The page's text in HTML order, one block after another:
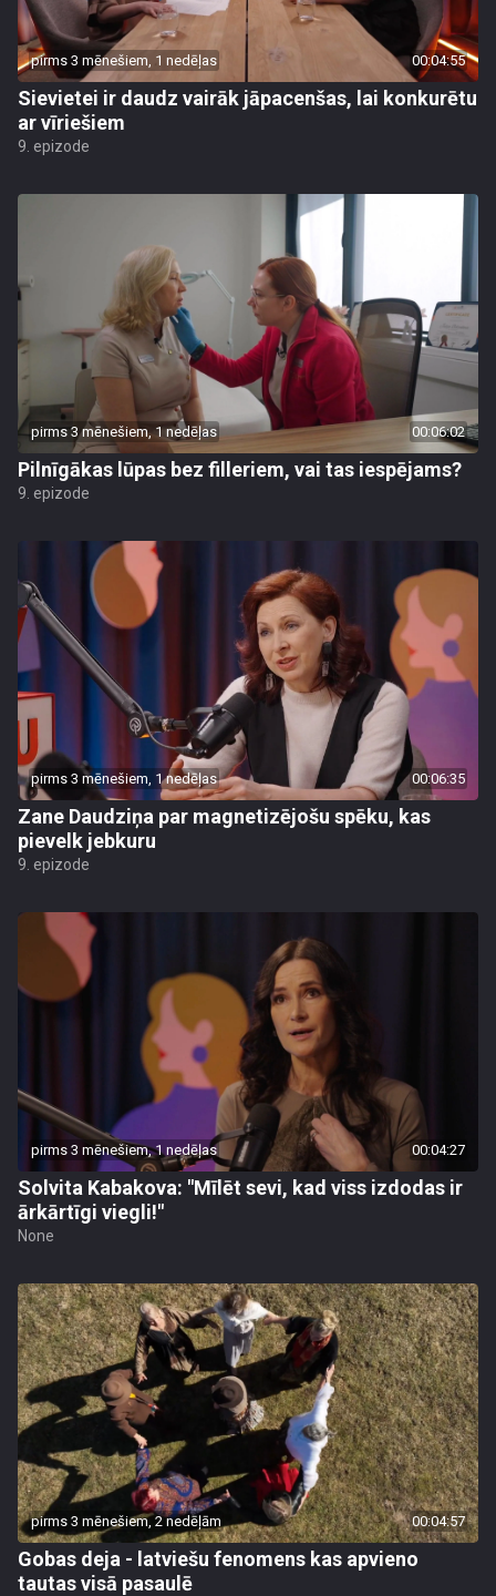
pirms 3 mēnešiem, 1 nedēļas 00:04:55
Sievietei ir daudz vairāk jāpacenšas, lai konkurētu
ar vīriešiem
9. epizode
pirms 3 mēnešiem, 1 nedēļas 00:06:02
Pilnīgākas lūpas bez filleriem, vai tas iespējams?
9. epizode
pirms 3 mēnešiem, 1 nedēļas 00:06:35
Zane Daudziņa par magnetizējošu spēku, kas
pievelk jebkuru
9. epizode
pirms 3 mēnešiem, 1 nedēļas 00:04:27
Solvita Kabakova: "Mīlēt sevi, kad viss izdodas ir
ārkārtīgi viegli!"
None
pirms 3 mēnešiem, 2 nedēļām 00:04:57
Gobas deja - latviešu fenomens kas apvieno
tautas visā pasaulē